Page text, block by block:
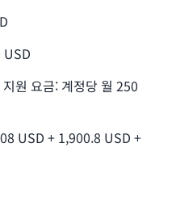
USD
원 요금: 계정당 월 250
USD + 1,900.8 USD +